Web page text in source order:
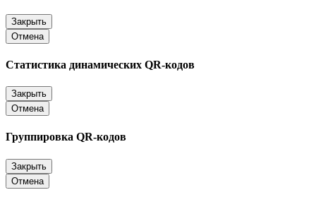
Закрыть
Отмена
Статистика динамических QR-кодов
Закрыть
Отмена
Группировка QR-кодов
Закрыть
Отмена